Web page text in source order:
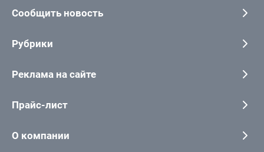
Сообщить новость
Рубрики
Реклама на сайте
Прайс-лист
О компании